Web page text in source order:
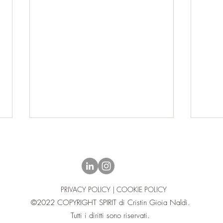
LUNA PIENA IN ACQUARIO
PRIVACY POLICY | COOKIE POLICY
©2022 COPYRIGHT SPIRIT di Cristin Gioia Naldi.
Tutti i diritti sono riservati.